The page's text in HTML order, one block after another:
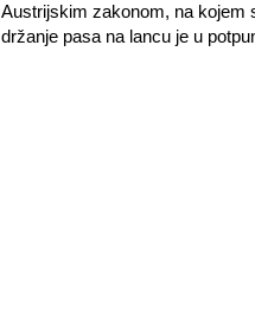
Austrijskim zakonom, na kojem
držanje pasa na lancu je u